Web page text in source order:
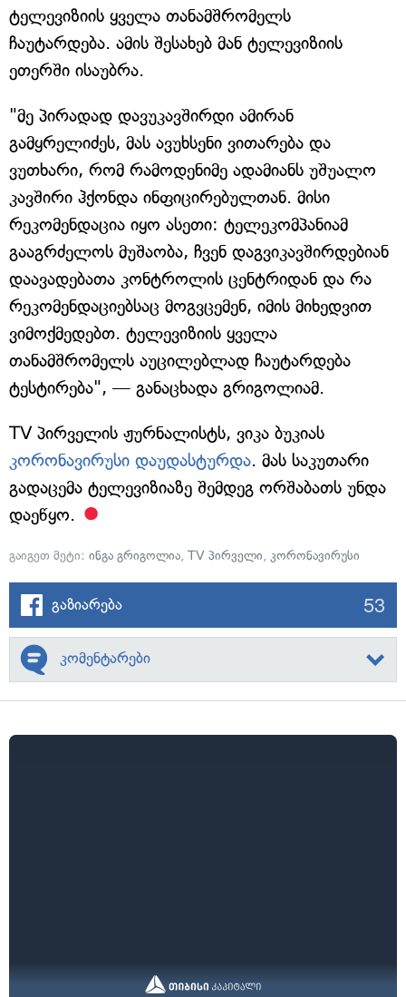
ტელევიზიის ყველა თანამშრომელს
ჩაუტარდება. ამის შესახებ მან ტელევიზიის
ეთერში ისაუბრა.
"მე პირადად დავუკავშირდი ამირან
გამყრელიძეს, მას ავუხსენი ვითარება და
ვუთხარი, რომ რამოდენიმე ადამიანს უშუალო
კავშირი ჰქონდა ინფიცირებულთან. მისი
რეკომენდაცია იყო ასეთი: ტელეკომპანიამ
გააგრძელოს მუშაობა, ჩვენ დაგვიკავშირდებიან
დაავადებათა კონტროლის ცენტრიდან და რა
რეკომენდაციებსაც მოგვცემენ, იმის მიხედვით
ვიმოქმედებთ. ტელევიზიის ყველა
თანამშრომელს აუცილებლად ჩაუტარდება
ტესტირება", — განაცხადა გრიგოლიამ.
TV პირველის ჟურნალისტს, ვიკა ბუკიას
კორონავირუსი დაუდასტურდა. მას საკუთარი
გადაცემა ტელევიზიაზე შემდეგ ორშაბათს უნდა
დაეწყო.
გაიგეთ მეტი: ინგა გრიგოლია, TV პირველი, კორონავირუსი
გაზიარება 53
კომენტარები